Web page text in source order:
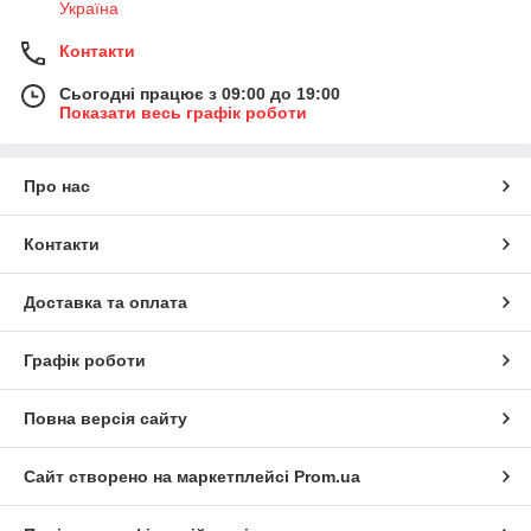
Україна
Контакти
Сьогодні працює з 09:00 до 19:00
Показати весь графік роботи
Про нас
Контакти
Доставка та оплата
Графік роботи
Повна версія сайту
Сайт створено на маркетплейсі Prom.ua